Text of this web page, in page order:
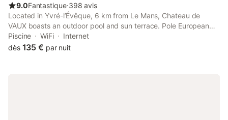
9.0Fantastique⋅398 avis
Located in Yvré-l’Évêque, 6 km from Le Mans, Chateau de
VAUX boasts an outdoor pool and sun terrace. Pole European
Du Cheval is located 2.7 km from the property and Le Mans
Circuit is a 15-minute drive away.
Piscine WiFi
Internet
dès 135 € par nuit